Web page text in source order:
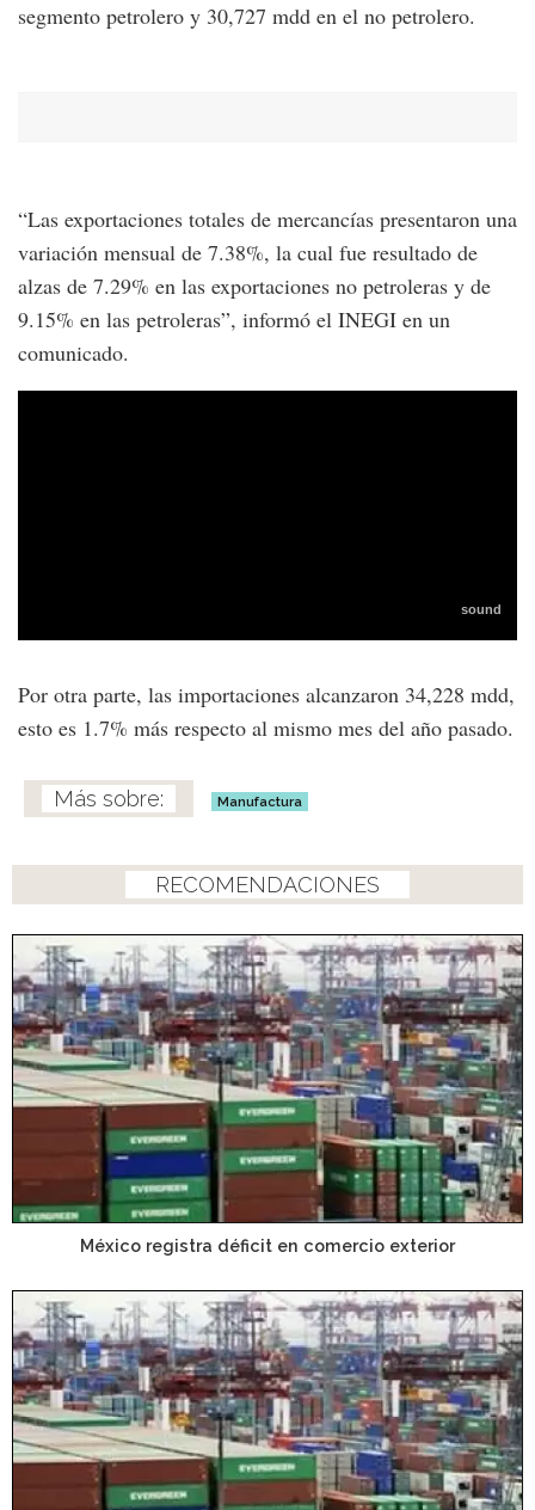
segmento petrolero y 30,727 mdd en el no petrolero.
“Las exportaciones totales de mercancías presentaron una
variación mensual de 7.38%, la cual fue resultado de
alzas de 7.29% en las exportaciones no petroleras y de
9.15% en las petroleras”, informó el INEGI en un
comunicado.
Por otra parte, las importaciones alcanzaron 34,228 mdd,
esto es 1.7% más respecto al mismo mes del año pasado.
Manufactura
RECOMENDACIONES
México registra déficit en comercio exterior